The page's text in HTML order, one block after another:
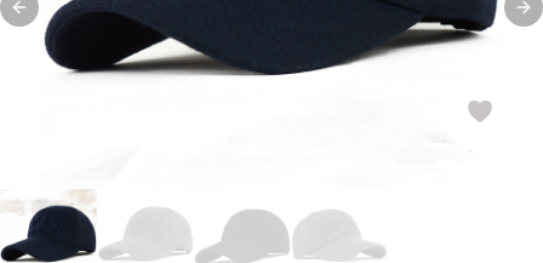
Previous slide